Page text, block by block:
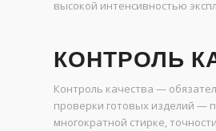
высокой интенсивностью
КОНТРОЛЬ
Контроль качества —
проверки готовых изделий —
многократной стирке,